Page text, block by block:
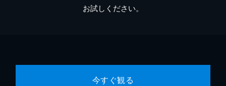
お試しください。
今すぐ観る